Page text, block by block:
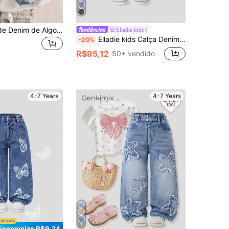
Calça Longa de Denim de Algodão Macio para Meninas, Casual, Fashion, Versátil, Confortável, Minimalista, Cintura Elástica, Bainha com Renda Floral, Bolso com Laço Duplo, Perna Reta Solta, Denim Azul Escuro Lavado, Adequado para Uso Diário, Férias, Temporada de Volta às Aulas Elladie kids
-20% Elladie kids Calça Denim Cargo Longa para Meninas Pequenas, Primavera/Verão 2026, Estilo Pastoral Fofo com Laço de Pérola, Algodão e Denim, Cintura Elástica, Solta e Reta, Casual, Fina, Respirável e Fluida, Primavera/Outono
R$95,12 50+ vendido
4-7 Years 4-7 Years
7